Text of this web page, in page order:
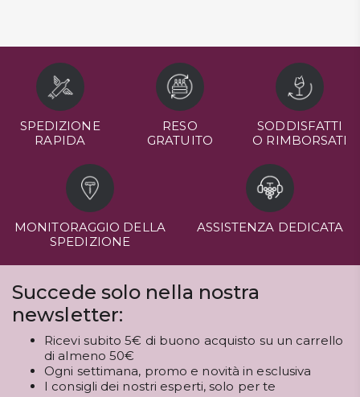
SPEDIZIONE
RAPIDA
RESO
GRATUITO
SODDISFATTI
O RIMBORSATI
MONITORAGGIO DELLA
SPEDIZIONE
ASSISTENZA DEDICATA
Succede solo nella nostra
newsletter:
Ricevi subito 5€ di buono acquisto su un carrello
di almeno 50€
Ogni settimana, promo e novità in esclusiva
I consigli dei nostri esperti, solo per te